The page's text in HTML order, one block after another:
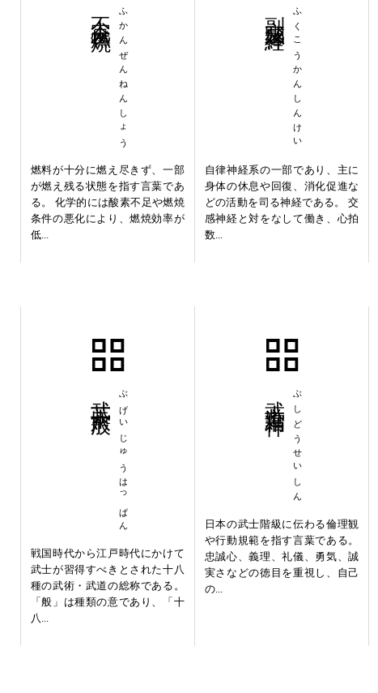
ふかんぜんねんしょう
不完全燃焼
燃料が十分に燃え尽きず、一部
が燃え残る状態を指す言葉であ
る。 化学的には酸素不足や燃焼
条件の悪化により、燃焼効率が
低...
ふくこうかんしんけい
自律神経系の一部であり、主に
身体の休息や回復、消化促進な
どの活動を司る神経である。 交
感神経と対をなして働き、心拍
数...
ぶげいじゅうはっぱん
戦国時代から江戸時代にかけて
武士が習得すべきとされた十八
種の武術・武道の総称である。
「般」は種類の意であり、「十
八...
ぶしどうせいしん
日本の武士階級に伝わる倫理観
や行動規範を指す言葉である。
忠誠心、義理、礼儀、勇気、誠
実さなどの徳目を重視し、自己
の...